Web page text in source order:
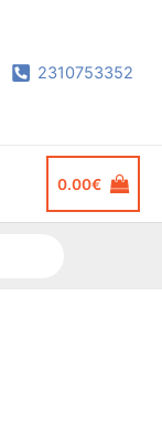
2310753352
0.00€